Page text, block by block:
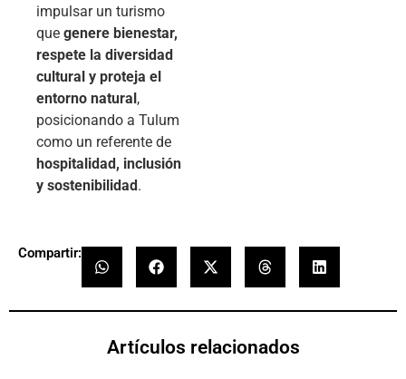
impulsar un turismo
que genere bienestar,
respete la diversidad
cultural y proteja el
entorno natural ,
posicionando a Tulum
como un referente de
hospitalidad, inclusión
y sostenibilidad .
Compartir:
Artículos relacionados